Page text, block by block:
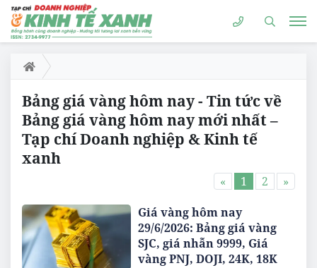
Bảng giá vàng hôm nay - Tin tức về
Bảng giá vàng hôm nay mới nhất –
Tạp chí Doanh nghiệp & Kinh tế
xanh
« 1 2 »
Giá vàng hôm nay
29/6/2026: Bảng giá vàng
SJC, giá nhẫn 9999, Giá
vàng PNJ, DOJI, 24K, 18K